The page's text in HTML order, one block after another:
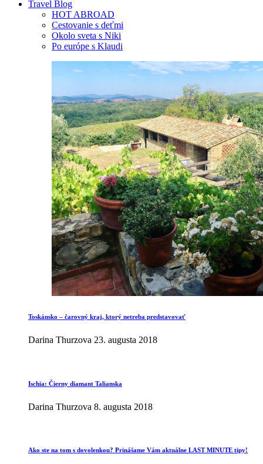
Travel Blog
HOT ABROAD
Cestovanie s deťmi
Okolo sveta s Niki
Po európe s Klaudi
Toskánsko – čarovný kraj, ktorý netreba predstavovať
Darina Thurzova 23. augusta 2018
Ischia: Čierny diamant Talianska
Darina Thurzova 8. augusta 2018
Ako ste na tom s dovolenkou? Prinášame Vám aktuálne LAST MINUTE tipy!